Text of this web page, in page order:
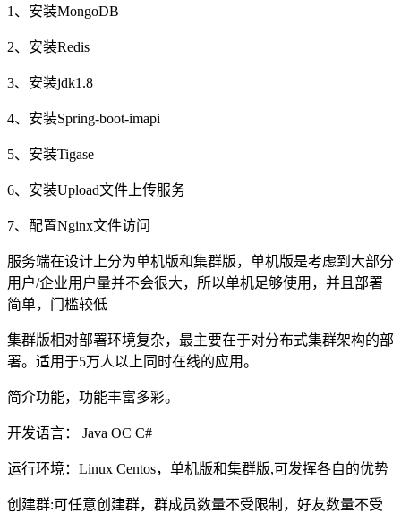
1、安装MongoDB
2、安装Redis
3、安装jdk1.8
4、安装Spring-boot-imapi
5、安装Tigase
6、安装Upload文件上传服务
7、配置Nginx文件访问
服务端在设计上分为单机版和集群版，单机版是考虑到大部分
用户/企业用户量并不会很大，所以单机足够使用，并且部署
简单，门槛较低
集群版相对部署环境复杂，最主要在于对分布式集群架构的部
署。适用于5万人以上同时在线的应用。
简介功能，功能丰富多彩。
开发语言： Java OC C#
运行环境：Linux Centos，单机版和集群版,可发挥各自的优势
创建群:可任意创建群，群成员数量不受限制，好友数量不受